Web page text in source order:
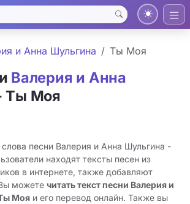
и Анна Шульгина Ты Моя
Валерия и Анна
Ты Моя
песни Валерия и Анна Шульгина -
находят тексты песен из
в интернете, также добавляют
можете читать текст песни Валерия и
Моя и его перевод онлайн. Также вы